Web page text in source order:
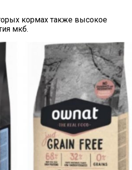
кормах также высокое
мкб.